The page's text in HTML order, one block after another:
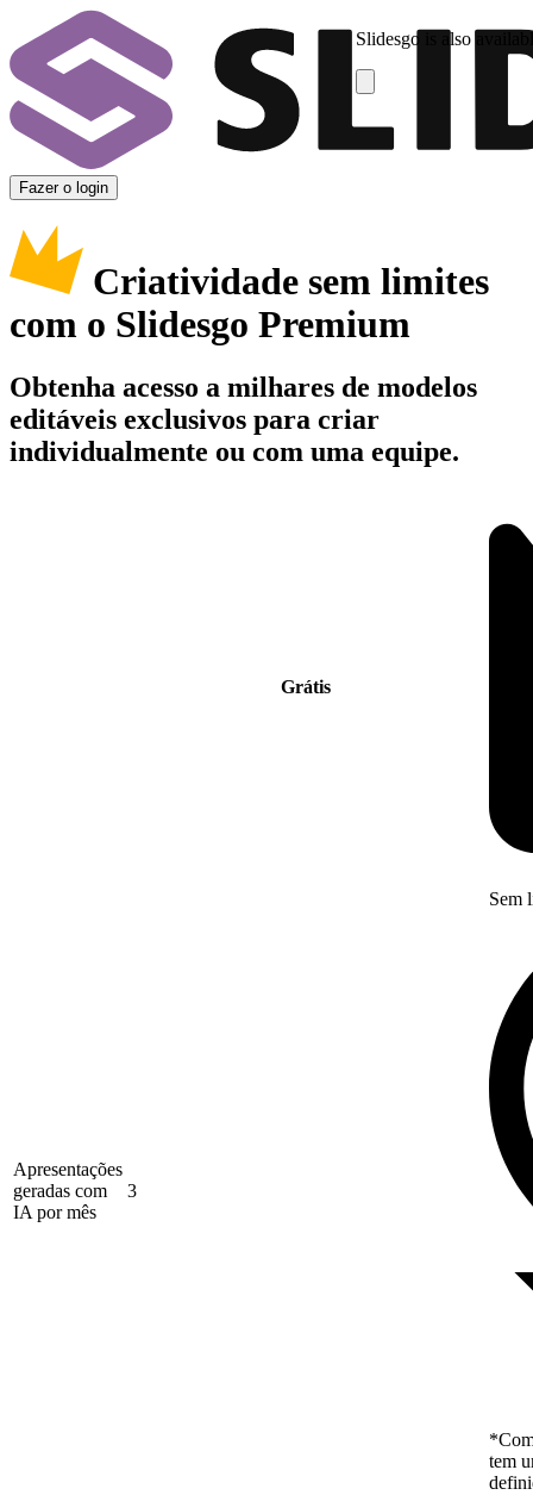
Slidesgo is also
Fazer o login
Criatividade sem limites
com o Slidesgo Premium
Obtenha acesso a milhares de modelos
editáveis exclusivos para criar
individualmente ou com uma equipe.
Grátis
Apresentações
geradas com
IA por mês
3
Sem
tem